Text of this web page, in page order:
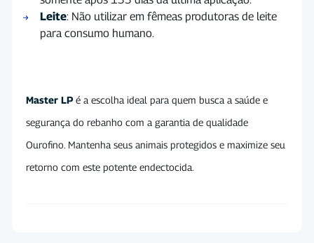
Leite: Não utilizar em fêmeas produtoras de leite
para consumo humano.
Master LP é a escolha ideal para quem busca a saúde e
segurança do rebanho com a garantia de qualidade
Ourofino. Mantenha seus animais protegidos e maximize seu
retorno com este potente endectocida.